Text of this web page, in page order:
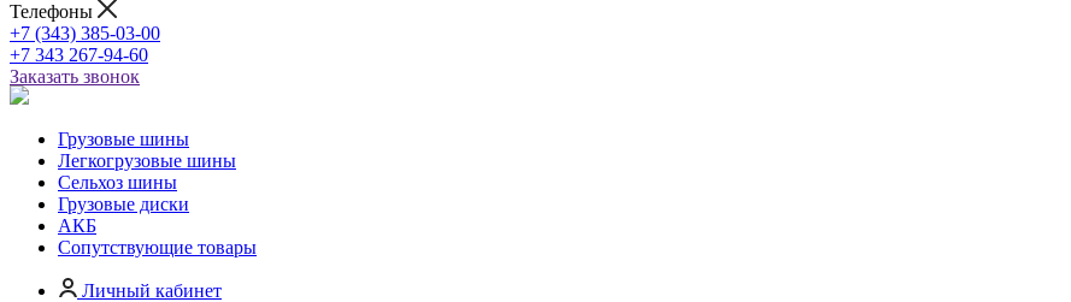
Телефоны
+7 (343) 385-03-00
+7 343 267-94-60
Заказать звонок
Грузовые шины
Легкогрузовые шины
Сельхоз шины
Грузовые диски
АКБ
Сопутствующие товары
Личный кабинет